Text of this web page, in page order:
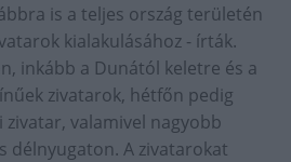
is a teljes ország területén
kialakulásához - írták.
inkább a Dunától keletre és a
zivatarok, hétfőn pedig
valamivel nagyobb
délnyugaton. A zivatarokat